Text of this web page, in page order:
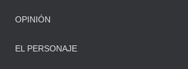
OPINIÓN
EL PERSONAJE